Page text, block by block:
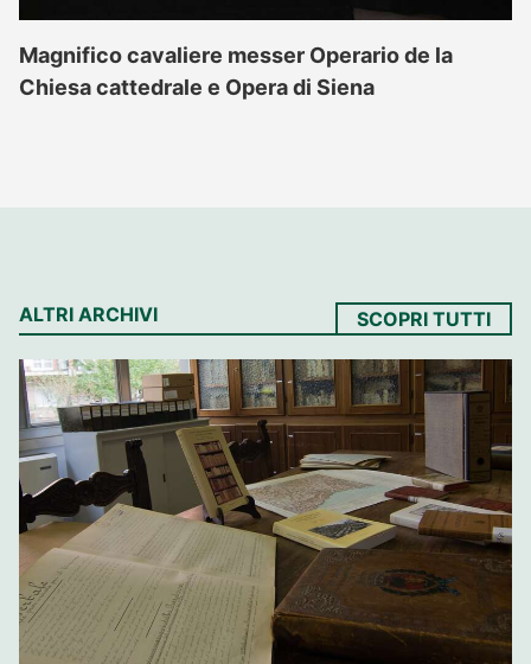
Magnifico cavaliere messer Operario de la
Chiesa cattedrale e Opera di Siena
ALTRI ARCHIVI SCOPRI TUTTI